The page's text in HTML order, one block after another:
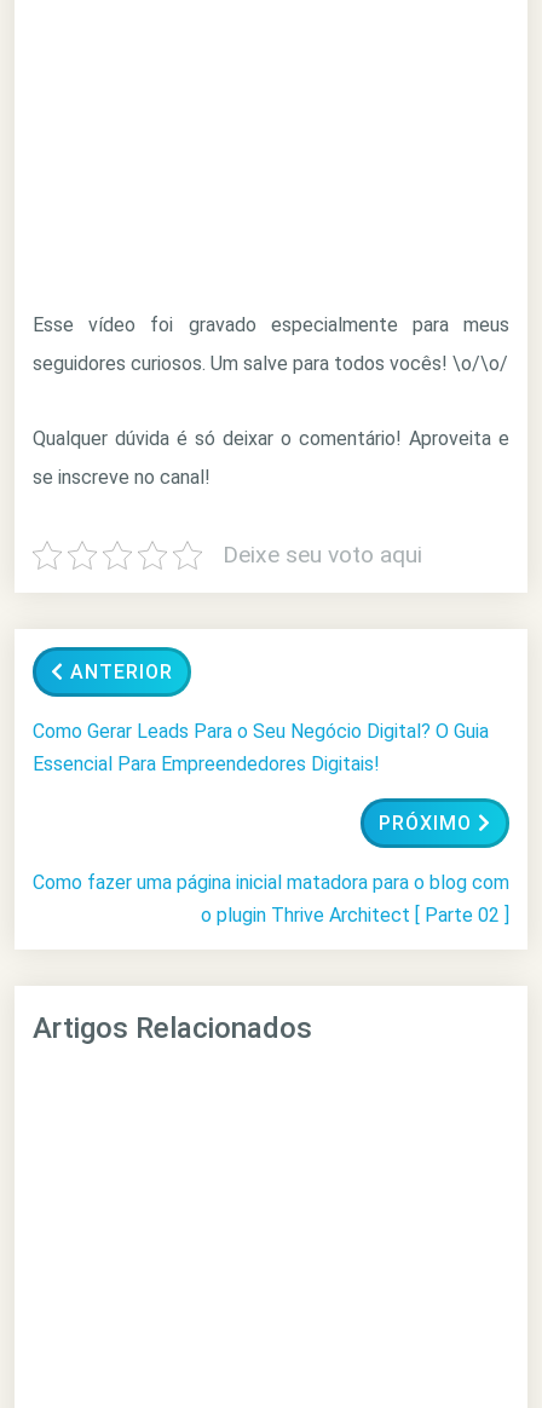
Esse vídeo foi gravado especialmente para meus
seguidores curiosos. Um salve para todos vocês! \o/\o/
Qualquer dúvida é só deixar o comentário! Aproveita e
se inscreve no canal!
Deixe seu voto aqui
ANTERIOR
Como Gerar Leads Para o Seu Negócio Digital? O Guia
Essencial Para Empreendedores Digitais!
PRÓXIMO
Como fazer uma página inicial matadora para o blog com
o plugin Thrive Architect [ Parte 02 ]
Artigos Relacionados